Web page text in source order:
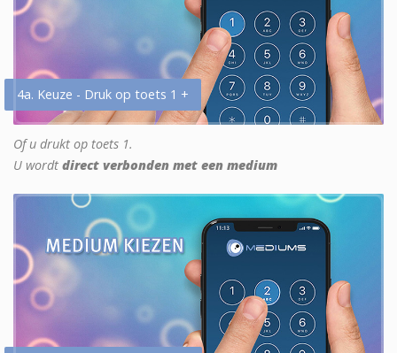
4a. Keuze - Druk op toets 1 +
Of u drukt op toets 1.
U wordt direct verbonden met een medium